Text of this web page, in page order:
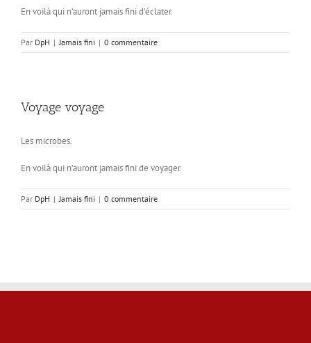
En voilà qui n’auront jamais fini d’éclater.
Par DpH | Jamais fini | 0 commentaire
Voyage voyage
Les microbes.
En voilà qui n’auront jamais fini de voyager.
Par DpH | Jamais fini | 0 commentaire